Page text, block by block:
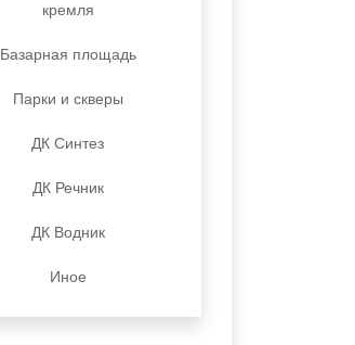
кремля
Базарная площадь
Парки и скверы
ДК Синтез
ДК Речник
ДК Водник
Иное